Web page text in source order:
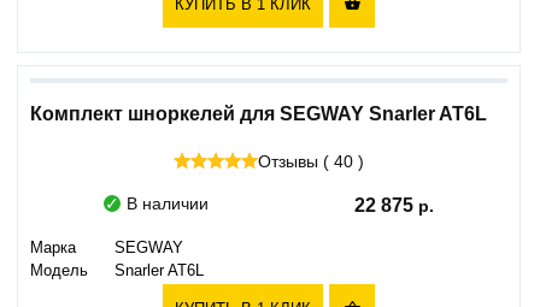
КУПИТЬ В 1 КЛИК 
Комплект шноркелей для SEGWAY Snarler AT6L
Отзывы ( 40 )
В наличии 22 875
Марка
SEGWAY
Модель
Snarler AT6L